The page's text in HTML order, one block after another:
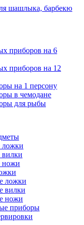
шашлыка, барбекю
приборов на 6
приборов на 12
на 1 персону
в чемодане
для рыбы
ложки
ножи
ложки
вилки
ножи
приборы